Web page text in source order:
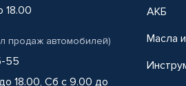
18.00
продаж автомобилей)
55
18.00, Сб с 9.00 до
АКБ
Масла